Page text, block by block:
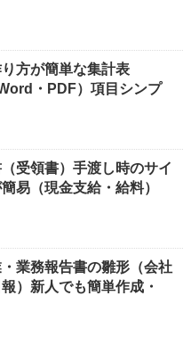
方が簡単な集計表
・PDF）項目シンプ
受領書）手渡し時のサイ
易（現金支給・給料）
業務報告書の雛形（会社
）新人でも簡単作成・